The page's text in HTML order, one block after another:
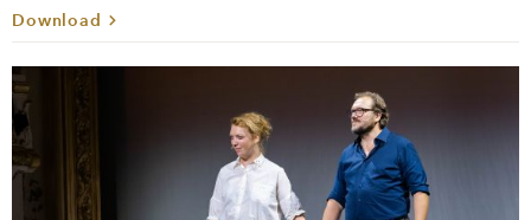
Download